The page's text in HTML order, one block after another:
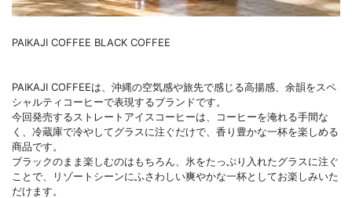
PAIKAJI COFFEE BLACK COFFEE
PAIKAJI COFFEEは、沖縄の空気感や旅先で感じる高揚感、余韻をスペ
シャルティコーヒーで表現するブランドです。
今回発売するストレートアイスコーヒーは、コーヒーを淹れる手間な
く、冷蔵庫で冷やしてグラスに注ぐだけで、香り豊かな一杯を楽しめる
商品です。
ブラックのまま楽しむのはもちろん、氷をたっぷり入れたグラスに注ぐ
ことで、リゾートシーンにふさわしい爽やかな一杯としてお楽しみいた
だけます。